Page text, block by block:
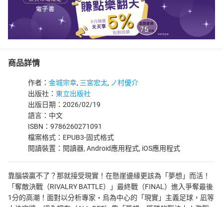
商品詳情
作者： 金城宗幸, 三宮宏太, ノ村優介
出版社： 東立出版社
出版日期：2026/02/19
語言：中文
ISBN：9786260271091
檔案格式：EPUB3-固式格式
閱讀裝置：閱讀器, Android應用程式, iOS應用程式
靠腦袋贏不了？那就接受現實！在懸崖邊緣更該為「夢想」而活！
「奪敵決戰（RIVALRY BATTLE）」最終戰（FINAL）進入爭奪最後
1分的高潮！面對以分析專家‧烏為中心的「現實」主義足球，凪等